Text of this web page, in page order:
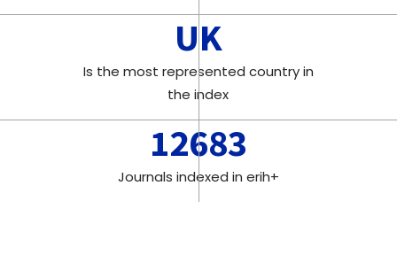
UK
Is the most represented country in
the index
12683
Journals indexed in erih+